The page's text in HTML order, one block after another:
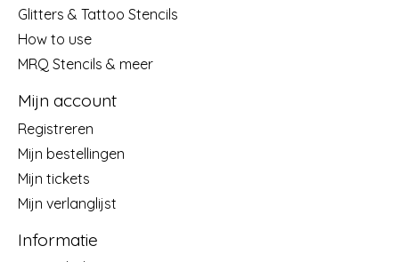
Glitters & Tattoo Stencils
How to use
MRQ Stencils & meer
Mijn account
Registreren
Mijn bestellingen
Mijn tickets
Mijn verlanglijst
Informatie